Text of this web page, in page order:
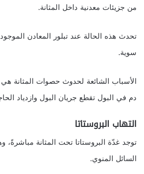
من جزيئات معدنية داخل المثانة.
تحدث هذه الحالة عند تبلور المعادن
سوية.
الأسباب الشائعة لحدوث حصوات المثانة
دم في البول تقطع جريان البول وازدياد
التهاب البروستاتا
توجد غدّة البروستاتا تحت المثانة
السائل المنوي.